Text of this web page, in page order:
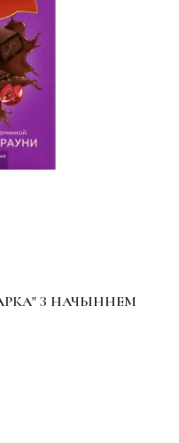
З НАЧЫННЕМ